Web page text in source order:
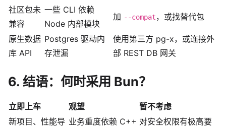
社区包未
兼容
一些 CLI 依赖
Node 内部模块
加 --compat，或找替代包
原生数据
库 API
Postgres 驱动内
存泄漏
使用第三方 pg-x，或连接外
部 REST DB 网关
6. 结语：何时采用 Bun？
立即上车 观望
暂不考虑
新项目、性能导 业务重度依赖 C++ 对安全权限有极高要